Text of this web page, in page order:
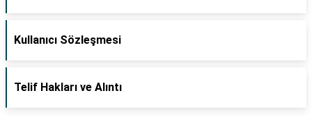
Kullanıcı Sözleşmesi
Telif Hakları ve Alıntı